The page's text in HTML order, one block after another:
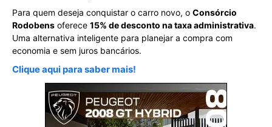
Para quem deseja conquistar o carro novo, o Consórcio
Rodobens oferece 15% de desconto na taxa administrativa.
Uma alternativa inteligente para planejar a compra com
economia e sem juros bancários.
Clique aqui para saber mais!